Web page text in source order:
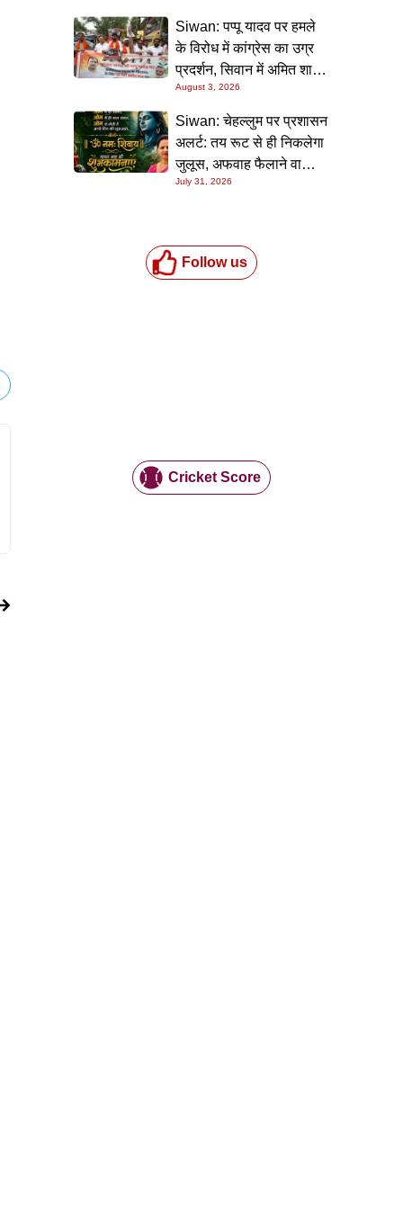
Siwan: पप्पू यादव पर हमले
के विरोध में कांग्रेस का उग्र
प्रदर्शन, सिवान में अमित शाह
का पुतला फूंका
August 3, 2026
Siwan: चेहल्लुम पर प्रशासन
अलर्ट: तय रूट से ही निकलेगा
जुलूस, अफवाह फैलाने वालों
पर होगी सख्त कार्रवाई
July 31, 2026
Follow us
Cricket Score